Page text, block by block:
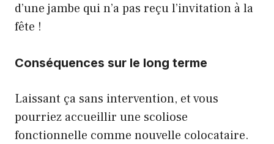
d’une jambe qui n’a pas reçu l’invitation à la
fête !
Conséquences sur le long terme
Laissant ça sans intervention, et vous
pourriez accueillir une scoliose
fonctionnelle comme nouvelle colocataire.